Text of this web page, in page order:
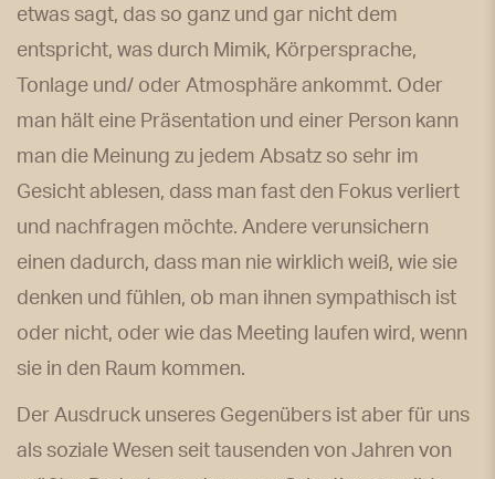
etwas sagt, das so ganz und gar nicht dem
entspricht, was durch Mimik, Körpersprache,
Tonlage und/ oder Atmosphäre ankommt. Oder
man hält eine Präsentation und einer Person kann
man die Meinung zu jedem Absatz so sehr im
Gesicht ablesen, dass man fast den Fokus verliert
und nachfragen möchte. Andere verunsichern
einen dadurch, dass man nie wirklich weiß, wie sie
denken und fühlen, ob man ihnen sympathisch ist
oder nicht, oder wie das Meeting laufen wird, wenn
sie in den Raum kommen.
Der Ausdruck unseres Gegenübers ist aber für uns
als soziale Wesen seit tausenden von Jahren von